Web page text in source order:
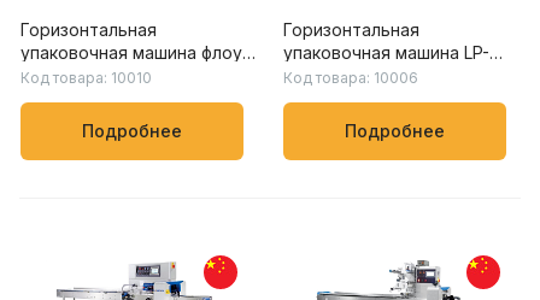
Горизонтальная
упаковочная машина флоу-
пак LP-250B – LP-900B:
скорость упаковки от 20
до 230 пакетов/мин, для
пищевых, химических и
бытовых товаров
Код товара: 10010
Подробнее
Горизонтальная
упаковочная машина LP-
450X – LP-900X: скорость
упаковки от 20 до 150
пакетов/мин, для упаковки
овощей, фруктов и других
продуктов
Код товара: 10006
Подробнее